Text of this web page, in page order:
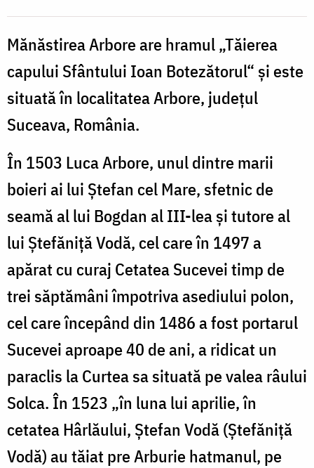
Mănăstirea Arbore are hramul „Tăierea
capului Sfântului Ioan Botezătorul“ și este
situată în localitatea Arbore, județul
Suceava, România.
În 1503 Luca Arbore, unul dintre marii
boieri ai lui Ștefan cel Mare, sfetnic de
seamă al lui Bogdan al III-lea și tutore al
lui Ștefăniță Vodă, cel care în 1497 a
apărat cu curaj Cetatea Sucevei timp de
trei săptămâni împotriva asediului polon,
cel care începând din 1486 a fost portarul
Sucevei aproape 40 de ani, a ridicat un
paraclis la Curtea sa situată pe valea râului
Solca. În 1523 „în luna lui aprilie, în
cetatea Hârlăului, Ștefan Vodă (Ștefăniță
Vodă) au tăiat pre Arburie hatmanul, pe